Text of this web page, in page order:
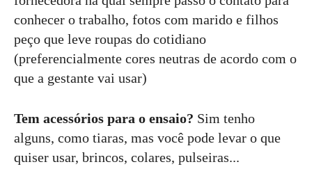
conhecer o trabalho, fotos com marido e filhos
peço que leve roupas do cotidiano
(preferencialmente cores neutras de acordo com o
que a gestante vai usar)
Tem acessórios para o ensaio? Sim tenho
alguns, como tiaras, mas você pode levar o que
quiser usar, brincos, colares, pulseiras...